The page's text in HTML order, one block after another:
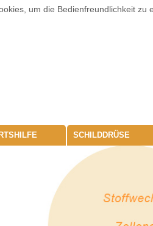
um die Bedienfreundlichkeit zu
SCHILDDRÜSE